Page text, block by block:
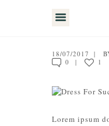
ACERCA
MIS
18/07/2017
0
1
Lorem ipsum